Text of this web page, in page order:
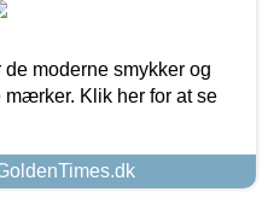
moderne smykker og
Klik her for at se